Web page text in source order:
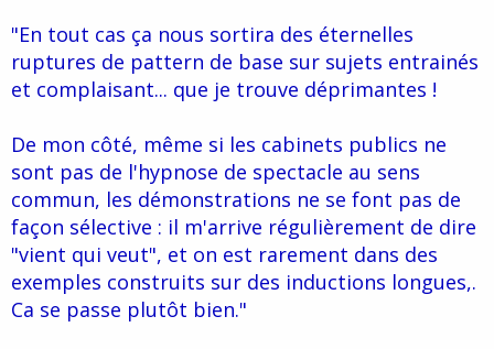
- Raymi Phéonix. Je connais moins sa pratique, mais c'est
quelqu'un qui sait prendre des risques et qui dans ce que j'ai vu
de lui ne fait pas de sélection et sait très bien s'adapter à son
sujet.
rentrent dans cette catégorie. Il y en a sans doute d'autres ?
Sinon, Jacquin par exemple en Angleterre propose ce travail.
Mayagid est étonnant aussi dans son style. Les "Class of a
master" de Bandler sont très bien ficelées... à l'étranger la liste
serait longue.
Et puis... il y a une équipe qui affine son travail en ce moment à
Paris, ils sont particulièrement bons et je pense que leurs vidéos
vont bientôt les faire connaître, mais ça sera pour le printemps. En
tout cas ça nous sortira des éternelles ruptures de pattern de
"En tout cas ça nous sortira des éternelles
ruptures de pattern de base sur sujets entrainés
et complaisant... que je trouve déprimantes !
De mon côté, même si les cabinets publics ne
sont pas de l'hypnose de spectacle au sens
commun, les démonstrations ne se font pas de
façon sélective : il m'arrive régulièrement de dire
"vient qui veut", et on est rarement dans des
exemples construits sur des inductions longues,.
Ca se passe plutôt bien."